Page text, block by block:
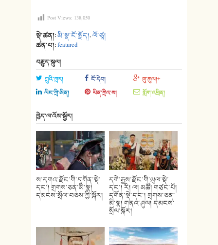
Post Views: 138,050
སྡེ་ཚན།:མི་སྣ་ངོ་སྤྲོད།,ལོ་ཙཱ།
ཚན་པ།:featured
བརྒྱུད་སྐུལ།
ཀྲུའི་ཀྲར། ངོ་དེབ།
གུ་ཀུལ།+
ལིང་ཀྲི་ཨིན།
པིན་ཀྲིའ་ས། གློག་འཕྲིན།
ཁྱེད་ལ་འོས་སྦྱོར།
ས་དགའ་རྫོང་གི་དགོན་སྡེ་
དང་། གྲགས་ཅན་མི་སྣ།
དམངས་སྲོལ་བཅས་ཀྱི་སྐོར།
དགེ་རྒྱས་རྫོང་གི་ཡུལ་སྡེ་
དང་། རི། ལ། མཚོ། གཙང་པོ།
དགོན་སྡེ་དང་། གྲགས་ཅན་
མི་སྣ། གནའ་ཤུལ། དམངས་
སྲོལ་སྐོར།